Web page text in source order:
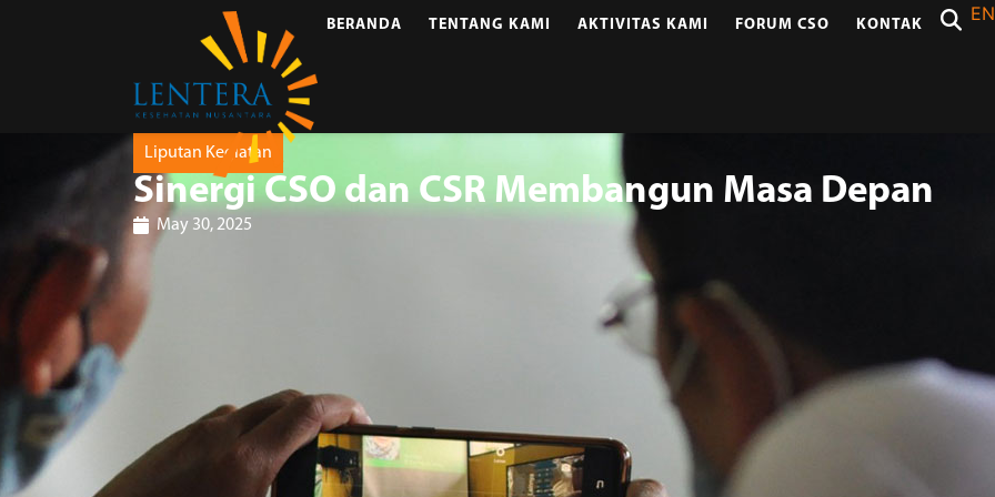
BERANDA TENTANG KAMI AKTIVITAS KAMI FORUM CSO KONTAK
EN
Liputan Kegiatan
Sinergi CSO dan CSR Membangun Masa Depan
May 30, 2025